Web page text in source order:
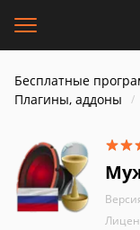
Бесплатные
Плагины, аддоны